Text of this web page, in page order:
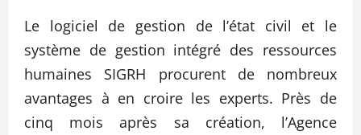
Le logiciel de gestion de l’état civil et le
système de gestion intégré des ressources
humaines SIGRH procurent de nombreux
avantages à en croire les experts. Près de
cinq mois après sa création, l’Agence